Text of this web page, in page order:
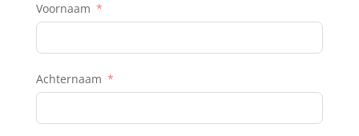
Voornaam
Achternaam